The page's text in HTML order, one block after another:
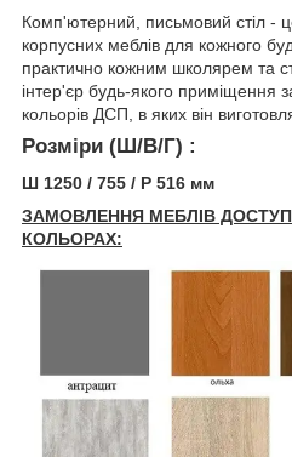
Комп'ютерний, письмовий стіл -
корпусних меблів для кожного
практично кожним школярем та
інтер'єр будь-якого приміщення
кольорів ДСП, в яких він
Розміри (Ш/В/Г) :
Ш 1250 / 755 / Р 516 мм
ЗАМОВЛЕННЯ МЕБЛІВ
КОЛЬОРАХ: